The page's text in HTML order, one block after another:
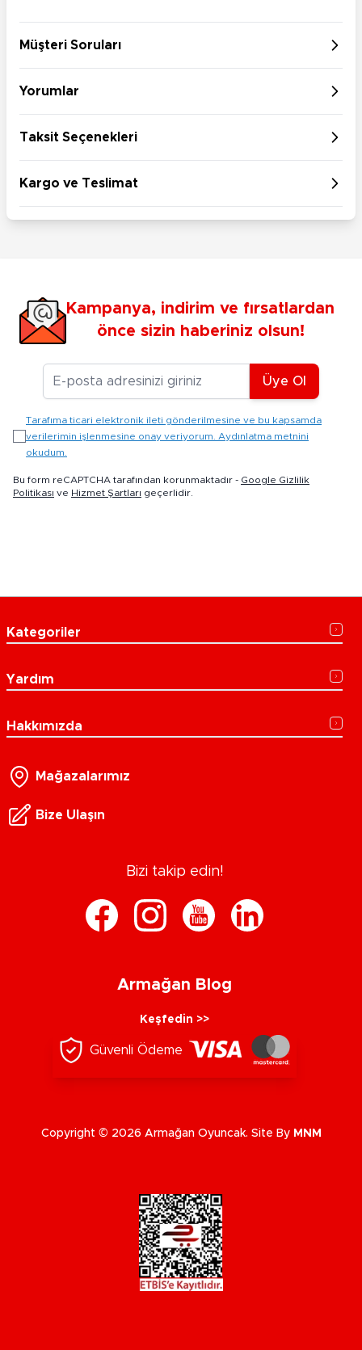
Müşteri Soruları
Yorumlar
Taksit Seçenekleri
Kargo ve Teslimat
Kampanya, indirim ve fırsatlardan
önce sizin haberiniz olsun!
E-posta Adresiniz
Üye Ol
Tarafıma ticari elektronik ileti gönderilmesine ve bu kapsamda
verilerimin işlenmesine onay veriyorum. Aydınlatma metnini
okudum.
Bu form reCAPTCHA tarafından korunmaktadır - Google Gizlilik
Politikası ve Hizmet Şartları geçerlidir.
Kategoriler
Yardım
Hakkımızda
Mağazalarımız
Bize Ulaşın
Bizi takip edin!
Armağan Blog
Keşfedin >>
Güvenli Ödeme
Copyright © 2026 Armağan Oyuncak. Site By MNM